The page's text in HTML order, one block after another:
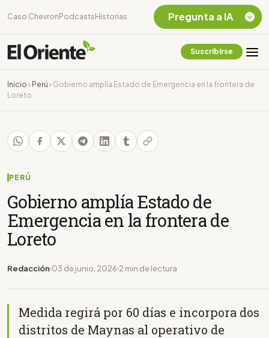
Caso Chevron Podcasts Historias
Suscribirse
Inicio › Perú › Gobierno amplía Estado de Emergencia en la frontera de
Loreto
PERÚ
Gobierno amplía Estado de
Emergencia en la frontera de
Loreto
Redacción 03 de junio, 2026 2 min de lectura
Medida regirá por 60 días e incorpora dos
distritos de Maynas al operativo de
Pregunta a IA
Chevron Ecuador